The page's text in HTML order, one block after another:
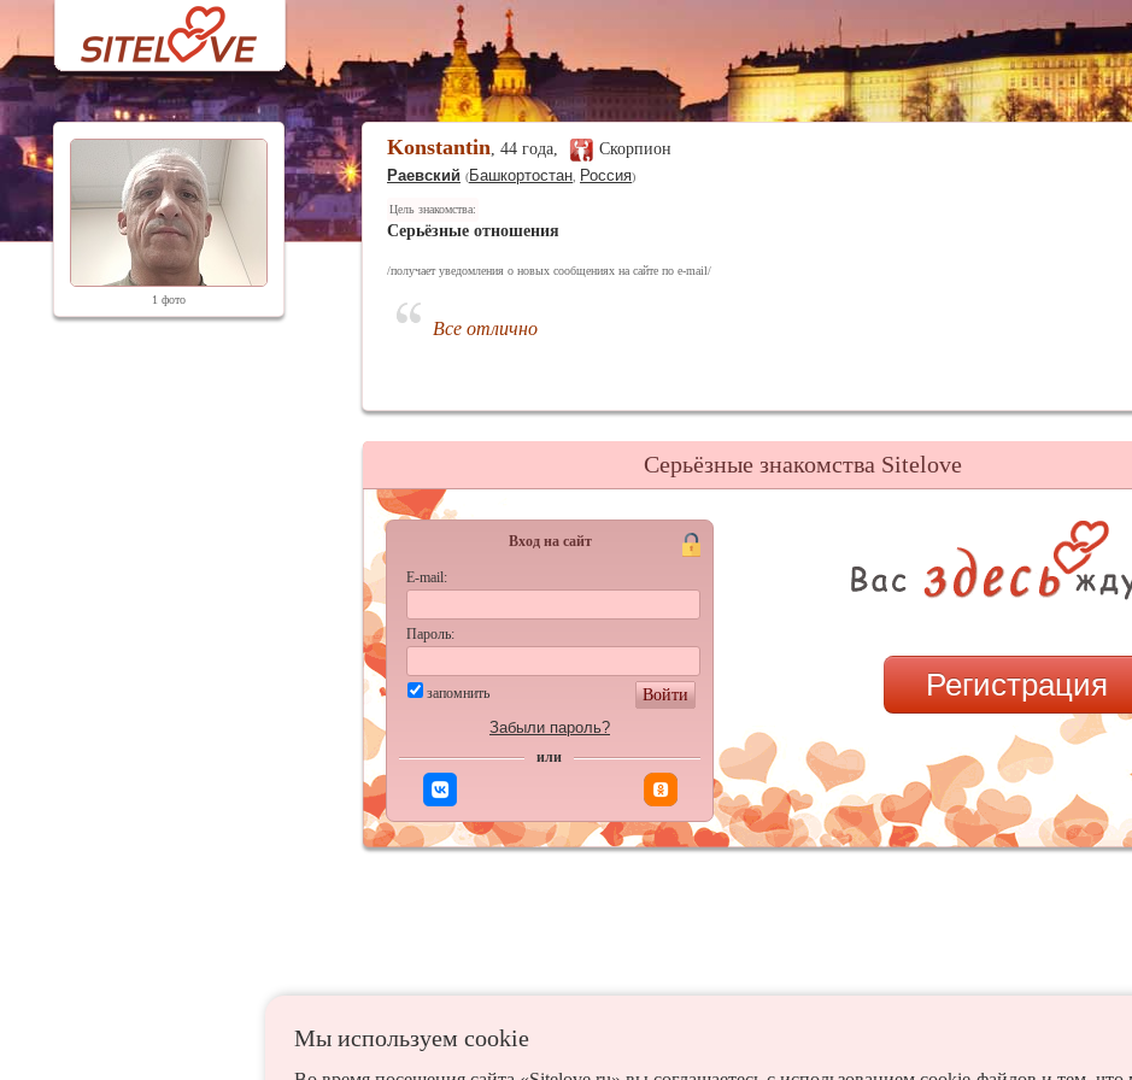
1 фото
Konstantin, 44 года,
Скорпион
Раевский (Башкортостан Россия)
Цель знакомства:
Серьёзные отношения
/получает уведомления о новых сообщениях на сайте по e-mail/
Все отлично
Мы используем сookie
Серьёзные знакомства Sitelove
Вход на сайт
E-mail:
Пароль:
запомнить
Войти
Забыли пароль?
или
Регистрация